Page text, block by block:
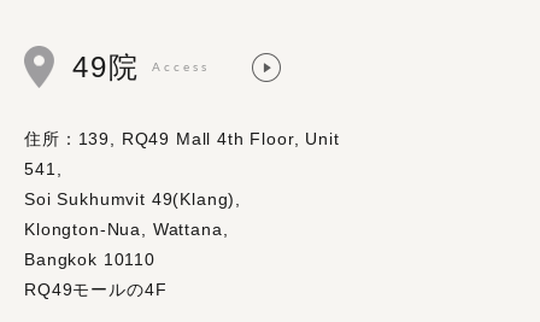
49院 Access
住所：139, RQ49 Mall 4th Floor, Unit
541,
Soi Sukhumvit 49(Klang),
Klongton-Nua, Wattana,
Bangkok 10110
RQ49モールの4F